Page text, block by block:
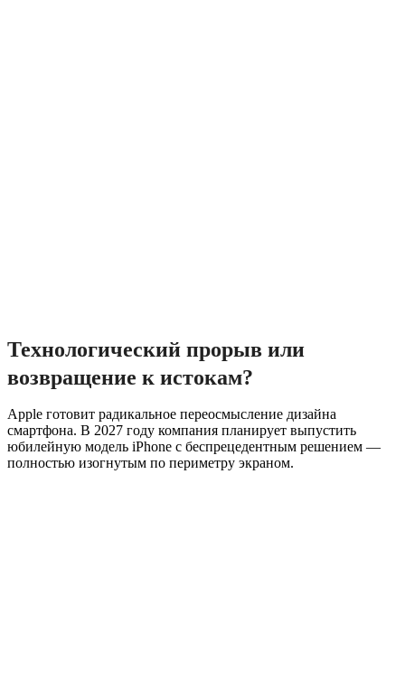
Технологический прорыв или
возвращение к истокам?
Apple готовит радикальное переосмысление дизайна
смартфона. В 2027 году компания планирует выпустить
юбилейную модель iPhone с беспрецедентным решением —
полностью изогнутым по периметру экраном.